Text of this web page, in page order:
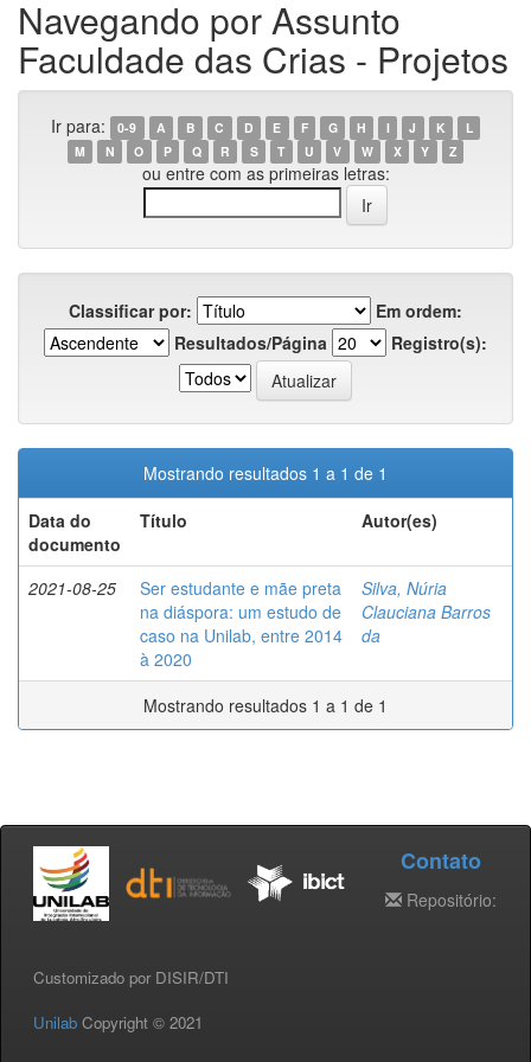
Navegando por Assunto
Faculdade das Crias - Projetos
Ir para: 0-9 A B C D E F G H I J K
L
M
N O P Q R S T U V W X Y Z
ou entre com as primeiras letras:
Classificar por:
Em ordem:
Resultados/Página
Registro(s):
Mostrando resultados 1 a 1 de 1
Data do
documento
Título Autor(es)
2021-08-25
Ser estudante e mãe preta
na diáspora: um estudo de
caso na Unilab, entre 2014
à 2020
Silva, Núria
Clauciana Barros
da
Mostrando resultados 1 a 1 de 1
Customizado por DISIR/DTI
Unilab Copyright © 2021
Contato
Repositório: